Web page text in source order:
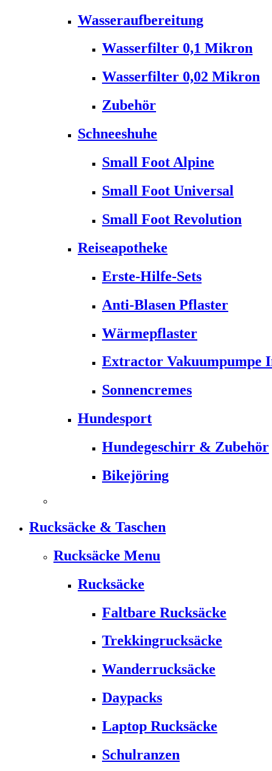
Wasseraufbereitung
Wasserfilter 0,1 Mikron
Wasserfilter 0,02 Mikron
Zubehör
Schneeshuhe
Small Foot Alpine
Small Foot Universal
Small Foot Revolution
Reiseapotheke
Erste-Hilfe-Sets
Anti-Blasen Pflaster
Wärmepflaster
Extractor Vakuumpumpe
Sonnencremes
Hundesport
Hundegeschirr & Zubehör
Bikejöring
Rucksäcke & Taschen
Rucksäcke Menu
Rucksäcke
Faltbare Rucksäcke
Trekkingrucksäcke
Wanderrucksäcke
Daypacks
Laptop Rucksäcke
Schulranzen